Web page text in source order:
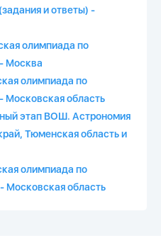
и ответы) -
олимпиада по
Москва
олимпиада по
область
этап ВОШ. Астрономия
Тюменская область и
олимпиада по
область